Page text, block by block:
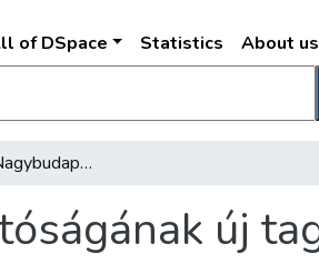
of DSpace Statistics About us
Megválasztják Nagybudapest törvényhatóságának új tagjait
új